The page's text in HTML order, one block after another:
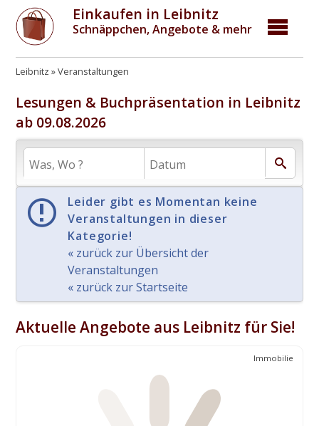
Einkaufen in Leibnitz
Schnäppchen, Angebote & mehr
Leibnitz Veranstaltungen
Lesungen & Buchpräsentation in Leibnitz
ab 09.08.2026
Leider gibt es Momentan keine
Veranstaltungen in dieser
Kategorie!
« zurück zur Übersicht der
Veranstaltungen
« zurück zur Startseite
Aktuelle Angebote aus Leibnitz für Sie!
Immobilie